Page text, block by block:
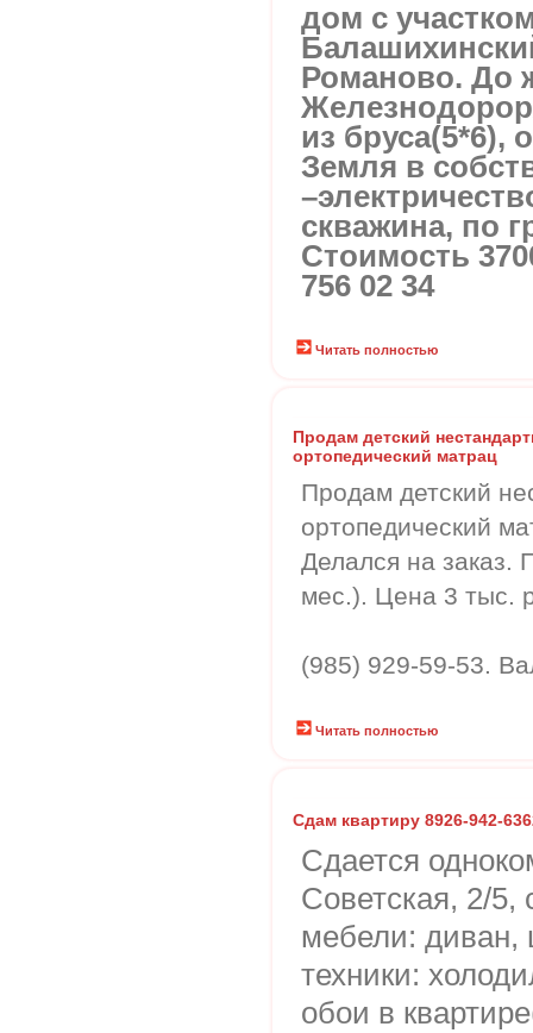
дом с
Романово. До
из бруса(5*6),
Земля в
скважина, по
Стоимость
756 02 34
Читать полностью
Продам детский
ортопедический матрац
Продам детский
ортопедический
Делался на заказ.
мес.). Цена 3 тыс.
(985) 929-59-53.
Читать полностью
Сдам квартиру 8926-942-
Сдается
Советская, 2/5,
мебели:
техники:
обои в